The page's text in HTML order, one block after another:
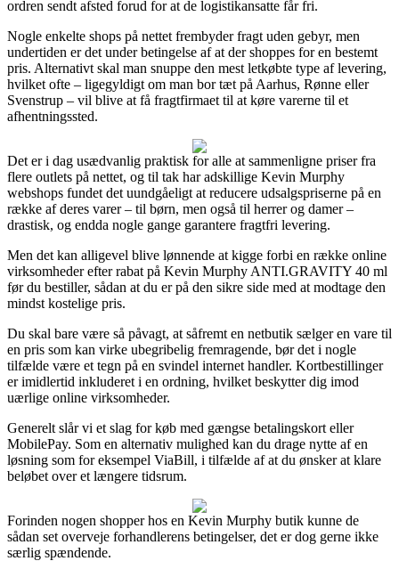
ordren sendt afsted forud for at de logistikansatte får fri.
Nogle enkelte shops på nettet frembyder fragt uden gebyr, men
undertiden er det under betingelse af at der shoppes for en bestemt
pris. Alternativt skal man snuppe den mest letkøbte type af levering,
hvilket ofte – ligegyldigt om man bor tæt på Aarhus, Rønne eller
Svenstrup – vil blive at få fragtfirmaet til at køre varerne til et
afhentningssted.
Det er i dag usædvanlig praktisk for alle at sammenligne priser fra
flere outlets på nettet, og til tak har adskillige Kevin Murphy
webshops fundet det uundgåeligt at reducere udsalgspriserne på en
række af deres varer – til børn, men også til herrer og damer –
drastisk, og endda nogle gange garantere fragtfri levering.
Men det kan alligevel blive lønnende at kigge forbi en række online
virksomheder efter rabat på Kevin Murphy ANTI.GRAVITY 40 ml
før du bestiller, sådan at du er på den sikre side med at modtage den
mindst kostelige pris.
Du skal bare være så påvagt, at såfremt en netbutik sælger en vare til
en pris som kan virke ubegribelig fremragende, bør det i nogle
tilfælde være et tegn på en svindel internet handler. Kortbestillinger
er imidlertid inkluderet i en ordning, hvilket beskytter dig imod
uærlige online virksomheder.
Generelt slår vi et slag for køb med gængse betalingskort eller
MobilePay. Som en alternativ mulighed kan du drage nytte af en
løsning som for eksempel ViaBill, i tilfælde af at du ønsker at klare
beløbet over et længere tidsrum.
Forinden nogen shopper hos en Kevin Murphy butik kunne de
sådan set overveje forhandlerens betingelser, det er dog gerne ikke
særlig spændende.